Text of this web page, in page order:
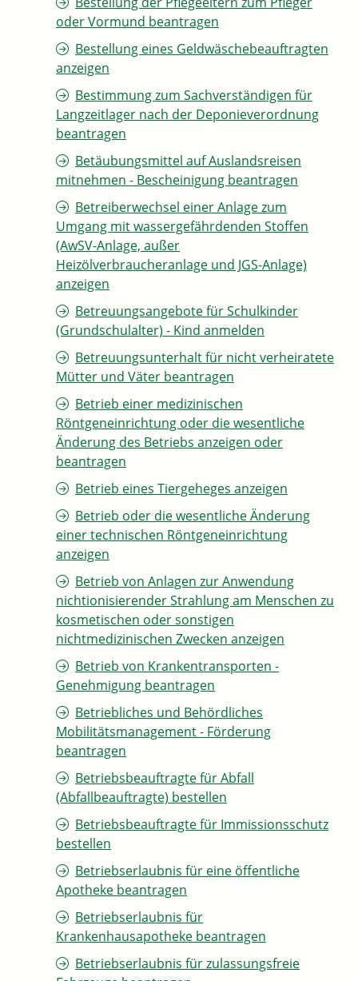
oder Vormund beantragen
Bestellung eines Geldwäschebeauftragten
anzeigen
Bestimmung zum Sachverständigen für
Langzeitlager nach der Deponieverordnung
beantragen
Betäubungsmittel auf Auslandsreisen
mitnehmen - Bescheinigung beantragen
Betreiberwechsel einer Anlage zum
Umgang mit wassergefährdenden Stoffen
(AwSV-Anlage, außer
Heizölverbraucheranlage und JGS-Anlage)
anzeigen
Betreuungsangebote für Schulkinder
(Grundschulalter) - Kind anmelden
Betreuungsunterhalt für nicht verheiratete
Mütter und Väter beantragen
Betrieb einer medizinischen
Röntgeneinrichtung oder die wesentliche
Änderung des Betriebs anzeigen oder
beantragen
Betrieb eines Tiergeheges anzeigen
Betrieb oder die wesentliche Änderung
einer technischen Röntgeneinrichtung
anzeigen
Betrieb von Anlagen zur Anwendung
nichtionisierender Strahlung am Menschen zu
kosmetischen oder sonstigen
nichtmedizinischen Zwecken anzeigen
Betrieb von Krankentransporten -
Genehmigung beantragen
Betriebliches und Behördliches
Mobilitätsmanagement - Förderung
beantragen
Betriebsbeauftragte für Abfall
(Abfallbeauftragte) bestellen
Betriebsbeauftragte für Immissionsschutz
bestellen
Betriebserlaubnis für eine öffentliche
Apotheke beantragen
Betriebserlaubnis für
Krankenhausapotheke beantragen
Betriebserlaubnis für zulassungsfreie